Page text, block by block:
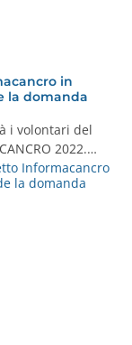
in
la domanda
i volontari del
2022.…
Informacancro
la domanda